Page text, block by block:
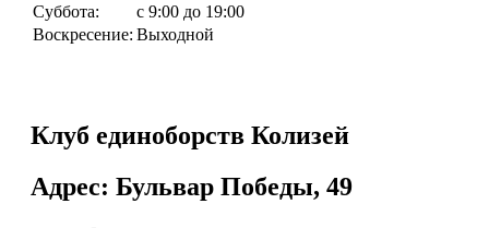
Суббота:
с 9:00 до 19:00
Воскресение: Выходной
Клуб единоборств Колизей
Адрес: Бульвар Победы, 49